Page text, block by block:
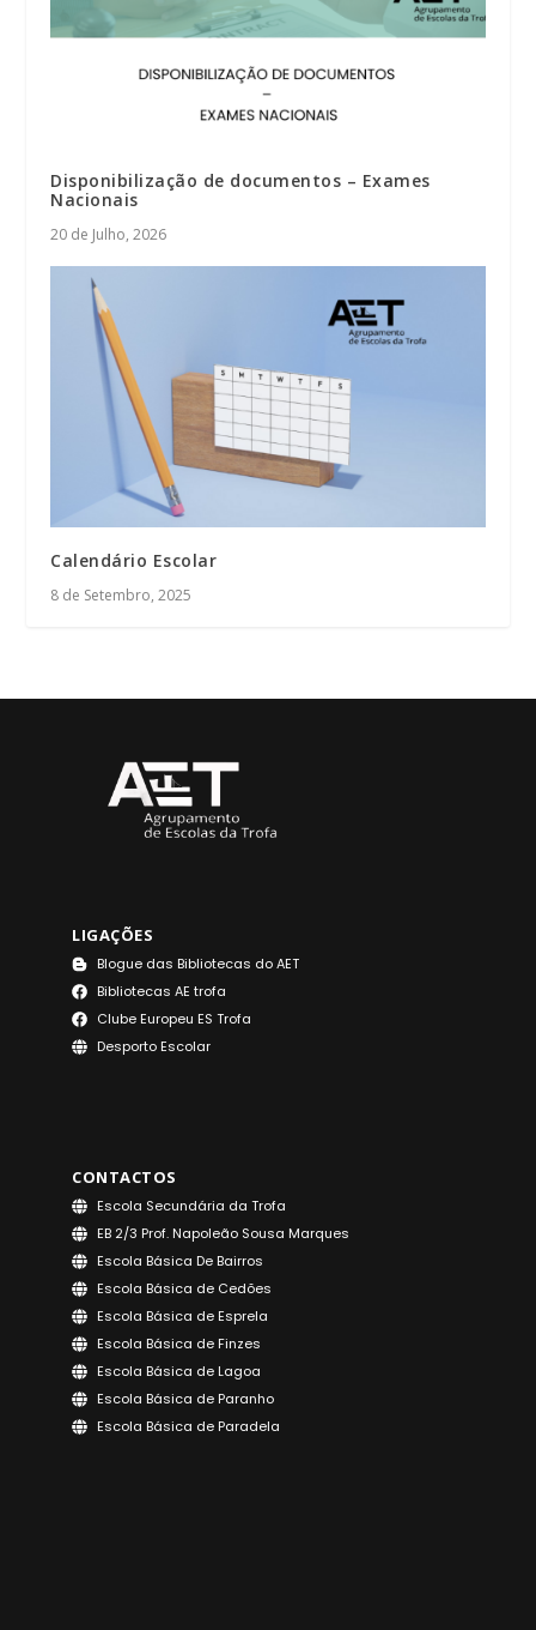
Disponibilização de documentos – Exames
Nacionais
20 de Julho, 2026
Calendário Escolar
8 de Setembro, 2025
LIGAÇÕES
Blogue das Bibliotecas do AET
Bibliotecas AE trofa
Clube Europeu ES Trofa
Desporto Escolar
CONTACTOS
Escola Secundária da Trofa
EB 2/3 Prof. Napoleão Sousa Marques
Escola Básica De Bairros
Escola Básica de Cedões
Escola Básica de Esprela
Escola Básica de Finzes
Escola Básica de Lagoa
Escola Básica de Paranho
Escola Básica de Paradela